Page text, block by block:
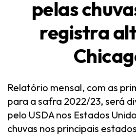
pelas
registra
Relatório mensal, com as
para a safra 2022/23, será
pelo USDA nos Estados
chuvas nos principais